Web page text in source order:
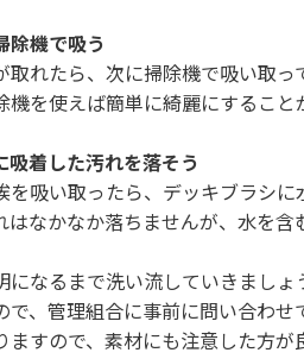
除機で吸う
取れたら、次に掃除機で吸い取
を使えば簡単に綺麗にすること
着した汚れを落そう
を吸い取ったら、デッキブラシ
はなかなか落ちませんが、水を
なるまで洗い流していきまし
で、管理組合に事前に問い合わ
すので、素材にも注意した方が